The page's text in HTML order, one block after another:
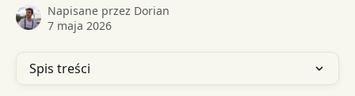
Napisane przez Dorian
7 maja 2026
Spis treści